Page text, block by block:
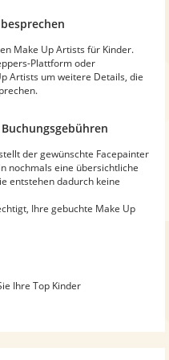
Make Up Artists für Kinder.
Plattform oder
Artists um weitere Details, die
der gewünschte Facepainter
nochmals eine übersichtliche
entstehen dadurch keine
Ihre gebuchte Make Up
Ihre Top Kinder